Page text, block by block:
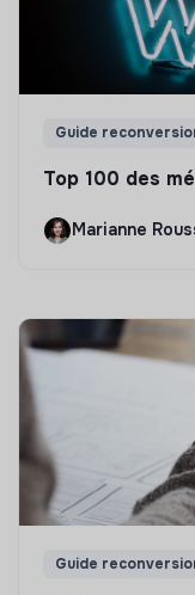
Guide
Top 100 des
Marianne
Guide